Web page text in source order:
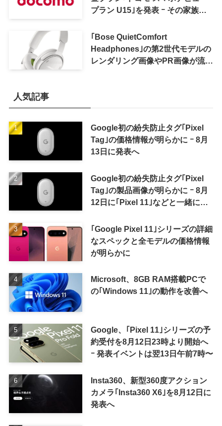
プラン U15｣を発表 ｰ その家族が
｢Bose QuietComfort
Headphones｣の第2世代モデルの
レンダリング画像やPR画像が流出
人気記事
Google初の紛失防止タグ｢Pixel
Tag｣の価格情報が明らかに ｰ 8月
13日に発表へ
Google初の紛失防止タグ｢Pixel
Tag｣の製品画像が明らかに ｰ 8月
12日に｢Pixel 11｣などと一緒に発
｢Google Pixel 11｣シリーズの詳細
なスペックと全モデルの価格情報
が明らかに
Microsoft、8GB RAM搭載PCで
の｢Windows 11｣の動作を改善へ
Google、｢Pixel 11｣シリーズの予
約受付を8月12日23時より開始へ
ｰ 発表イベントは翌13日午前7時〜
Insta360、新型360度アクション
カメラ｢Insta360 X6｣を8月12日に
発表へ